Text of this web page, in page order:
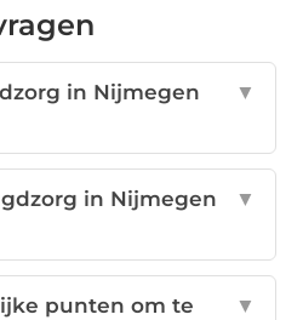
in Nijmegen
▼
in Nijmegen
▼
punten om te
▼